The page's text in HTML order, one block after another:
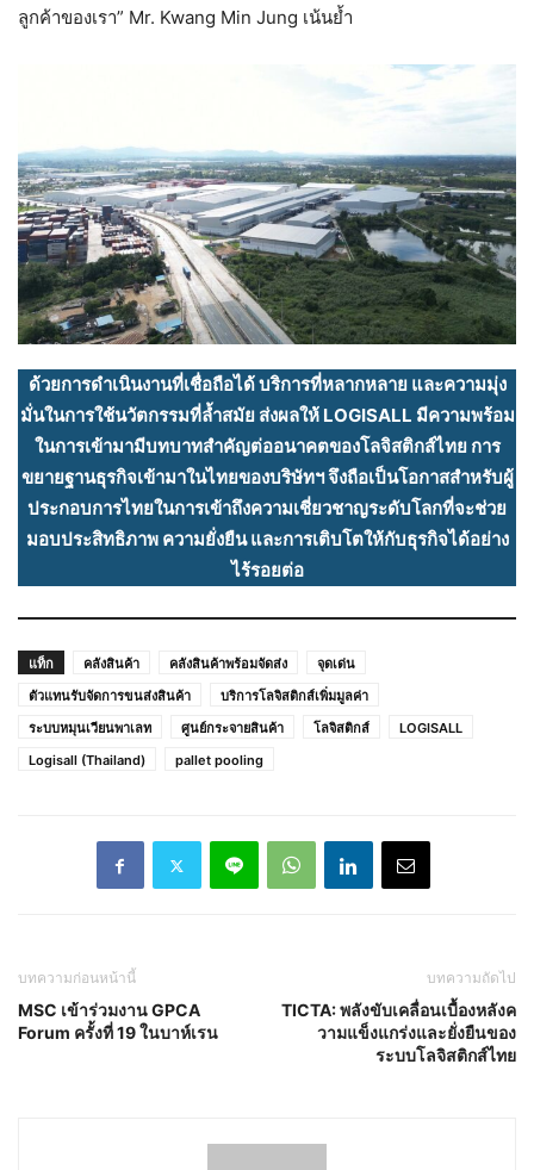
ลูกค้าของเรา” Mr. Kwang Min Jung เน้นย้ำ
ด้วยการดำเนินงานที่เชื่อถือได้ บริการที่หลากหลาย และความมุ่ง
มั่นในการใช้นวัตกรรมที่ล้ำสมัย ส่งผลให้ LOGISALL มีความพร้อม
ในการเข้ามามีบทบาทสำคัญต่ออนาคตของโลจิสติกส์ไทย การ
ขยายฐานธุรกิจเข้ามาในไทยของบริษัทฯ จึงถือเป็นโอกาสสำหรับผู้
ประกอบการไทยในการเข้าถึงความเชี่ยวชาญระดับโลกที่จะช่วย
มอบประสิทธิภาพ ความยั่งยืน และการเติบโตให้กับธุรกิจได้อย่าง
ไร้รอยต่อ
แท็ก คลังสินค้า คลังสินค้าพร้อมจัดส่ง
จุดเด่น
ตัวแทนรับจัดการขนส่งสินค้า
บริการโลจิสติกส์เพิ่มมูลค่า
ระบบหมุนเวียนพาเลท
ศูนย์กระจายสินค้า โลจิสติกส์
LOGISALL
Logisall (Thailand)
pallet pooling
บทความก่อนหน้านี้
MSC เข้าร่วมงาน GPCA
Forum ครั้งที่ 19 ในบาห์เรน
บทความถัดไป
TICTA: พลังขับเคลื่อนเบื้องหลังค
วามแข็งแกร่งและยั่งยืนของ
ระบบโลจิสติกส์ไทย